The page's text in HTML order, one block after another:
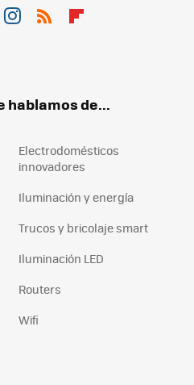
hablamos de...
Electrodomésticos
innovadores
Iluminación y energía
Trucos y bricolaje smart
Iluminación LED
Routers
Wifi